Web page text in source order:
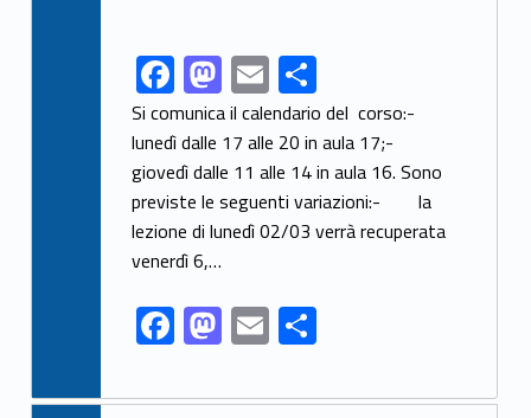
Link identifier share facebook archive #share-link-archive-76115F
ac
e
b
o
o
k
M
as
to
d
o
E
m
ai
l
S
h
ar
e
Si comunica il calendario del corso:-
lunedì dalle 17 alle 20 in aula 17;-
giovedì dalle 11 alle 14 in aula 16. Sono
previste le seguenti variazioni:- la
lezione di lunedì 02/03 verrà recuperata
venerdì 6,…
F
ac
e
M
as
to
E
m
ai
S
h
ar